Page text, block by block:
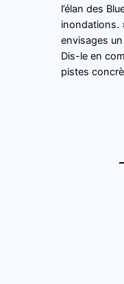
l’élan des
inondations.
envisages
Dis-le en
pistes